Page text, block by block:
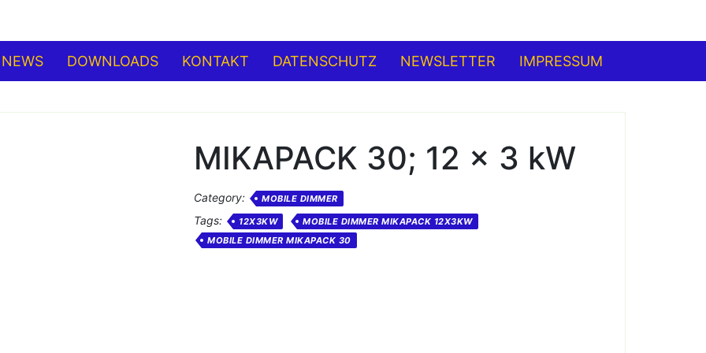
NEWS DOWNLOADS KONTAKT DATENSCHUTZ NEWSLETTER IMPRESSUM
MIKAPACK 30; 12 x 3 kW
Category: MOBILE DIMMER
Tags: 12X3KW
MOBILE DIMMER MIKAPACK 12X3KW
MOBILE DIMMER MIKAPACK 30